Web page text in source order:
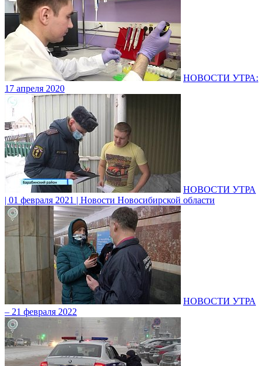
НОВОСТИ УТРА:
17 апреля 2020
НОВОСТИ УТРА
| 01 февраля 2021 | Новости Новосибирской области
НОВОСТИ УТРА
– 21 февраля 2022